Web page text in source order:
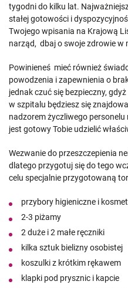
tygodni do kilku lat.
stałej gotowości i
Twojego wpisania na Krajową
narząd, dbaj o swoje zdrowie w
Powinieneś mieć również
powodzenia i zapewnienia o
jednak czuć się bezpieczny,
w szpitalu będziesz się
nadzorem życzliwego
jest gotowy Tobie udzielić
Wezwanie do przeszczepienia
dlatego przygotuj się do tego
celu specjalnie przygotowaną
przybory higieniczne i
2-3 piżamy
2 duże i 2 małe ręczniki
kilka sztuk bielizny osobistej
koszulki z krótkim rękawem
klapki pod prysznic i kapcie